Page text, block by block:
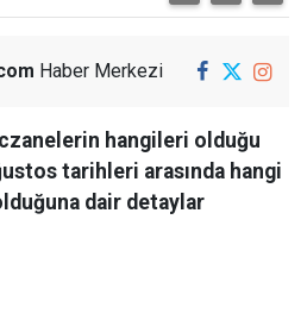
Haber Merkezi
hangileri olduğu
tarihleri arasında hangi
dair detaylar